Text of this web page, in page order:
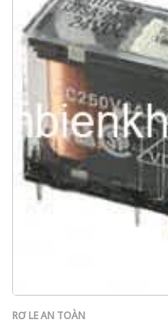
RƠ LE AN TOÀN